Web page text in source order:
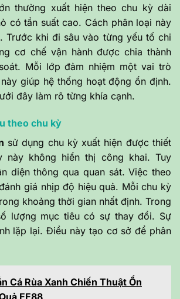
thường xuất hiện theo chu kỳ dài
có tần suất cao. Cách phân loại này
Trước khi đi sâu vào từng yếu tố chi
cơ chế vận hành được chia thành
Mỗi lớp đảm nhiệm một vai trò
giúp hệ thống hoạt động ổn định.
đây làm rõ từng khía cạnh.
theo chu kỳ
sử dụng chu kỳ xuất hiện được thiết
này không hiển thị công khai. Tuy
diện thông qua quan sát. Việc theo
giá nhịp độ hiệu quả. Mỗi chu kỳ
khoảng thời gian nhất định. Trong
lượng mục tiêu có sự thay đổi. Sự
lặp lại. Điều này tạo cơ sở để phân
Cá Rùa Xanh Chiến Thuật Ổn